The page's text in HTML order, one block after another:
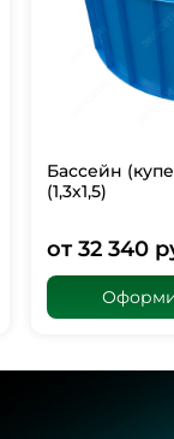
Бассейн
(1,3х1,5)
от 32 340